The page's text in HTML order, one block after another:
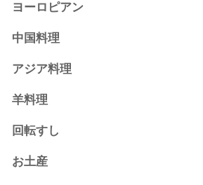
ヨーロピアン
中国料理
アジア料理
羊料理
回転すし
お土産